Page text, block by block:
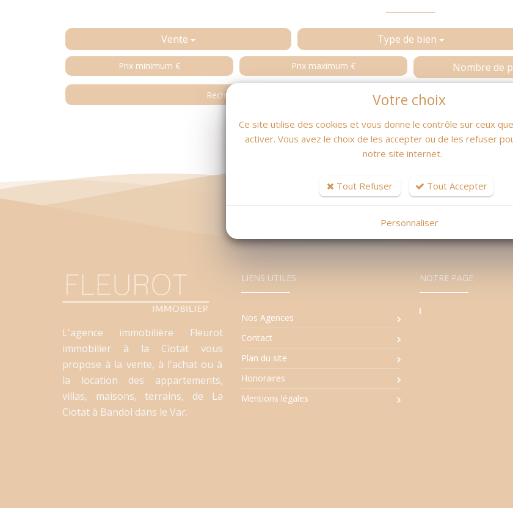
Vente Type de bien
Nombre de
L'agence immobilière Fleurot
immobilier à la Ciotat vous
propose à la vente, à l'achat ou à
la location des appartements,
villas, maisons, terrains, de La
Ciotat à Bandol dans le Var.
LIENS UTILES
Nos Agences
Contact
Plan du site
Honoraires
Mentions légales
NOTRE PAGE
Votre choix
Ce site utilise des cookies et vous donne le contrôle sur ceux
activer. Vous avez le choix de les accepter ou de les refuser
notre site internet.
Tout Refuser Tout Accepter
Personnaliser